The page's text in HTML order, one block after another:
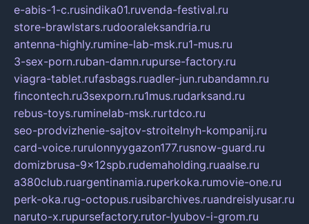
e-abis-1-c.rusindika01.ruvenda-festival.ru
store-brawlstars.rudooraleksandria.ru
antenna-highly.rumine-lab-msk.ru1-mus.ru
3-sex-porn.ruban-damn.rupurse-factory.ru
viagra-tablet.rufasbags.ruadler-jun.rubandamn.ru
fincontech.ru3sexporn.ru1mus.rudarksand.ru
rebus-toys.ruminelab-msk.rurtdco.ru
seo-prodvizhenie-sajtov-stroitelnyh-kompanij.ru
card-voice.rurulonnyygazon177.rusnow-guard.ru
domizbrusa-9x12spb.rudemaholding.ruaalse.ru
a380club.ruargentinamia.ruperkoka.rumovie-one.ru
perk-oka.rug-octopus.rusibarchives.ruandreislyusar.ru
naruto-x.rupursefactory.rutor-lyubov-i-grom.ru